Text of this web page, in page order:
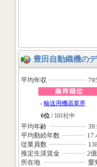
豊田自動織機の
平均年収
輸送用機器業界
6位 / 101社中
平均年齢
平均勤続年数
従業員数
推定生涯賃金
2
所在地
愛